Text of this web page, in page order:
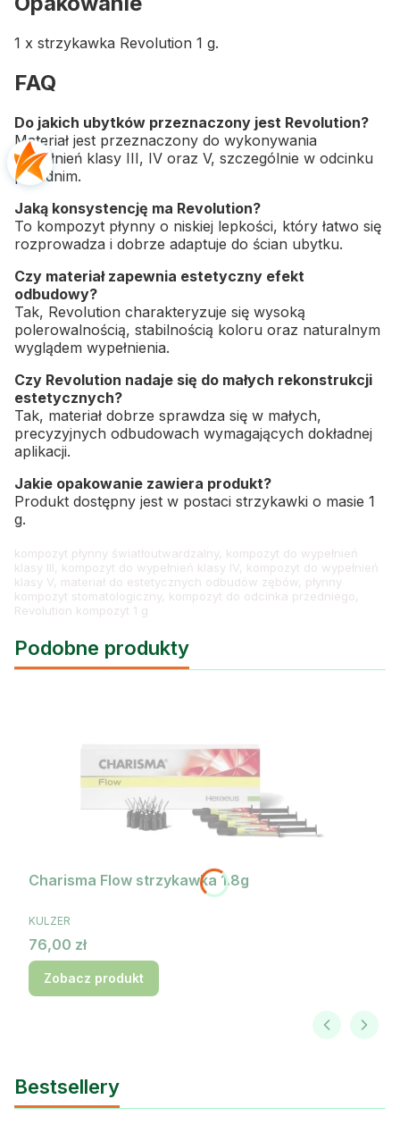
1 x strzykawka Revolution 1 g.
FAQ
Do jakich ubytków przeznaczony jest Revolution?
Materiał jest przeznaczony do wykonywania
wypełnień klasy III, IV oraz V, szczególnie w odcinku
przednim.
Jaką konsystencję ma Revolution?
To kompozyt płynny o niskiej lepkości, który łatwo się
rozprowadza i dobrze adaptuje do ścian ubytku.
Czy materiał zapewnia estetyczny efekt
odbudowy?
Tak, Revolution charakteryzuje się wysoką
polerowalnością, stabilnością koloru oraz naturalnym
wyglądem wypełnienia.
Czy Revolution nadaje się do małych rekonstrukcji
estetycznych?
Tak, materiał dobrze sprawdza się w małych,
precyzyjnych odbudowach wymagających dokładnej
aplikacji.
Jakie opakowanie zawiera produkt?
Produkt dostępny jest w postaci strzykawki o masie 1
g.
kompozyt płynny światłoutwardzalny, kompozyt do wypełnień
klasy III, kompozyt do wypełnień klasy IV, kompozyt do wypełnień
klasy V, materiał do estetycznych odbudów zębów, płynny
kompozyt stomatologiczny, kompozyt do odcinka przedniego,
Revolution kompozyt 1 g
Podobne produkty
Charisma Flow strzykawka 1.8g
PRODUCENT
KULZER
Cena
76,00 zł
Zobacz produkt
Bestsellery